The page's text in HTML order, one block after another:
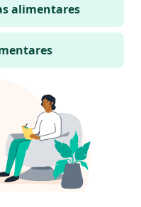
alimentares